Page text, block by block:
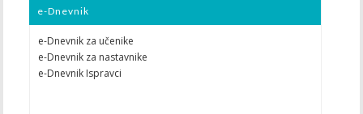
e-Dnevnik
e-Dnevnik za učenike
e-Dnevnik za nastavnike
e-Dnevnik Ispravci